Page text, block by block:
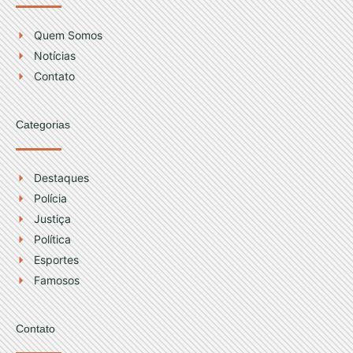
g
r
a
m
b
e
Quem Somos
Notícias
Contato
Categorias
Destaques
Polícia
Justiça
Política
Esportes
Famosos
Contato